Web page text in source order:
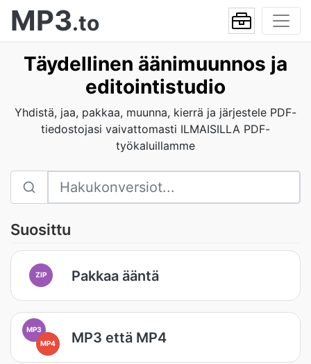
MP3.to
Täydellinen äänimuunnos ja
editointistudio
Yhdistä, jaa, pakkaa, muunna, kierrä ja järjestele PDF-
tiedostojasi vaivattomasti ILMAISILLA PDF-
työkaluillamme
Suosittu
ZIP Pakkaa ääntä
MP3
MP4
MP3 että MP4